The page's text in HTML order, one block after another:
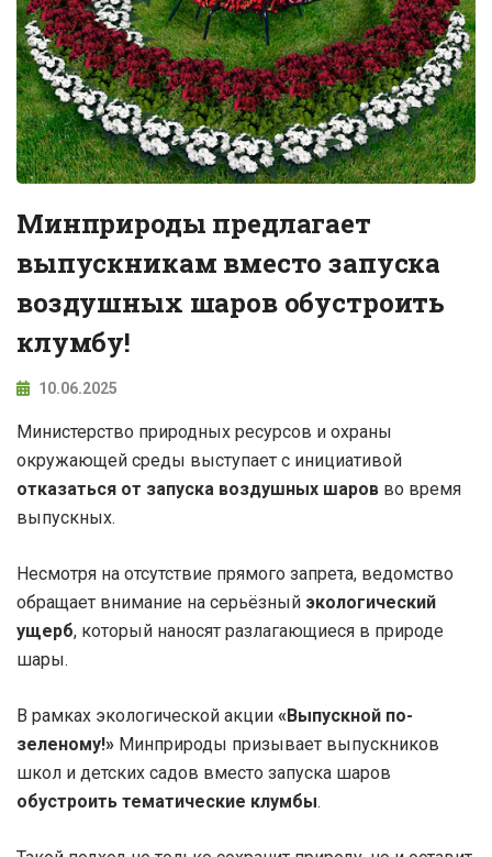
Минприроды предлагает
выпускникам вместо запуска
воздушных шаров обустроить
клумбу!
10.06.2025
Министерство природных ресурсов и охраны
окружающей среды выступает с инициативой
отказаться от запуска воздушных шаров во время
выпускных.
Несмотря на отсутствие прямого запрета, ведомство
обращает внимание на серьёзный экологический
ущерб, который наносят разлагающиеся в природе
шары.
В рамках экологической акции «Выпускной по-
зеленому!» Минприроды призывает выпускников
школ и детских садов вместо запуска шаров
обустроить тематические клумбы.